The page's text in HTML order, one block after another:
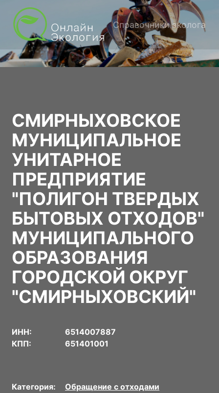
Справочники эколога
СМИРНЫХОВСКОЕ
МУНИЦИПАЛЬНОЕ
УНИТАРНОЕ
ПРЕДПРИЯТИЕ
"ПОЛИГОН ТВЕРДЫХ
БЫТОВЫХ ОТХОДОВ"
МУНИЦИПАЛЬНОГО
ОБРАЗОВАНИЯ
ГОРОДСКОЙ ОКРУГ
"СМИРНЫХОВСКИЙ"
ИНН:
6514007887
КПП:
651401001
Категория:
Обращение с отходами